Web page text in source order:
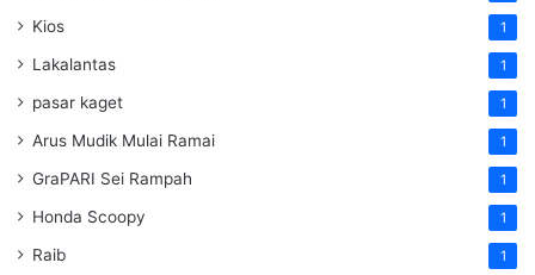
Kios 1
Lakalantas 1
pasar kaget 1
Arus Mudik Mulai Ramai 1
GraPARI Sei Rampah 1
Honda Scoopy 1
Raib 1